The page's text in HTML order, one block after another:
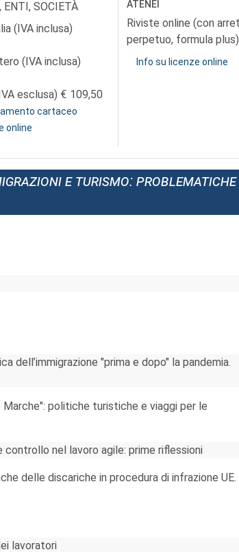
ENTI, SOCIETÀ
(IVA inclusa)
(IVA inclusa)
esclusa)
109,50
cartaceo
online
ATENEI
Riviste online (con
perpetuo, formula plus)
Info su licenze online
e turismo: problematiche
dell’immigrazione "prima e dopo" la pandemia.
politiche turistiche e viaggi per le
nel lavoro agile: prime riflessioni
delle discariche in procedura di infrazione UE.
lavoratori